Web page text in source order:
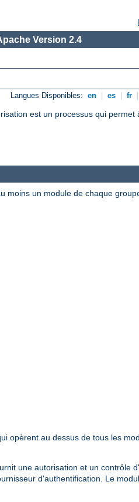
Version 2.4
Langues Disponibles: en es fr
est un processus qui permet
moins un module de chaque
opèrent au dessus de tous les
une autorisation et un contrôle
d'authentification. Le